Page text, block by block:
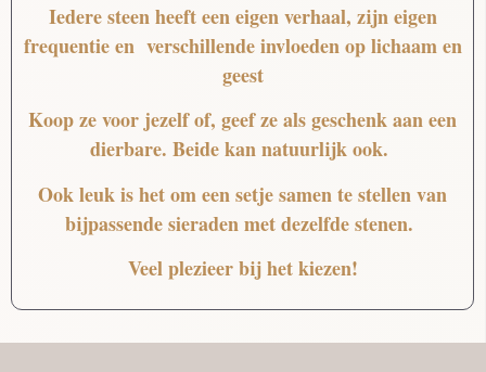
Iedere steen heeft een eigen verhaal, zijn eigen
frequentie en verschillende invloeden op lichaam en
geest
Koop ze voor jezelf of, geef ze als geschenk aan een
dierbare. Beide kan natuurlijk ook.
Ook leuk is het om een setje samen te stellen van
bijpassende sieraden met dezelfde stenen.
Veel plezieer bij het kiezen!